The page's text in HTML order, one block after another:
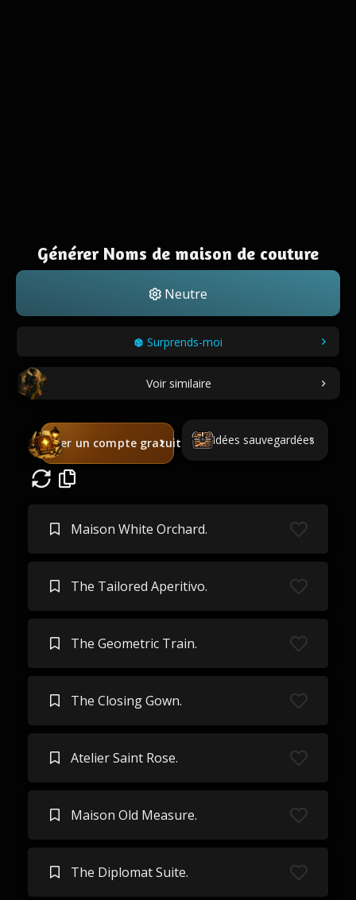
Générer Noms de maison de couture
Neutre
Surprends-moi
Voir similaire
Créer un compte gratuit Idées sauvegardées
Maison White Orchard.
The Tailored Aperitivo.
The Geometric Train.
The Closing Gown.
Atelier Saint Rose.
Maison Old Measure.
The Diplomat Suite.